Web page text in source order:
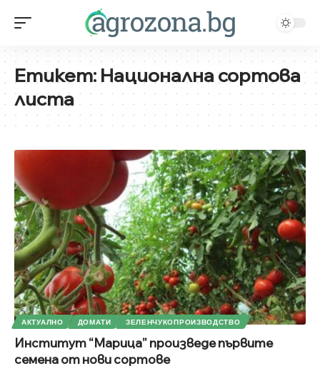
Етикет:Национална сортова
листа
АКТУАЛНО ДОМАТИ ЗЕЛЕНЧУКОПРОИЗВОДСТВО
Институт “Марица” произведе първите
семена от нови сортове